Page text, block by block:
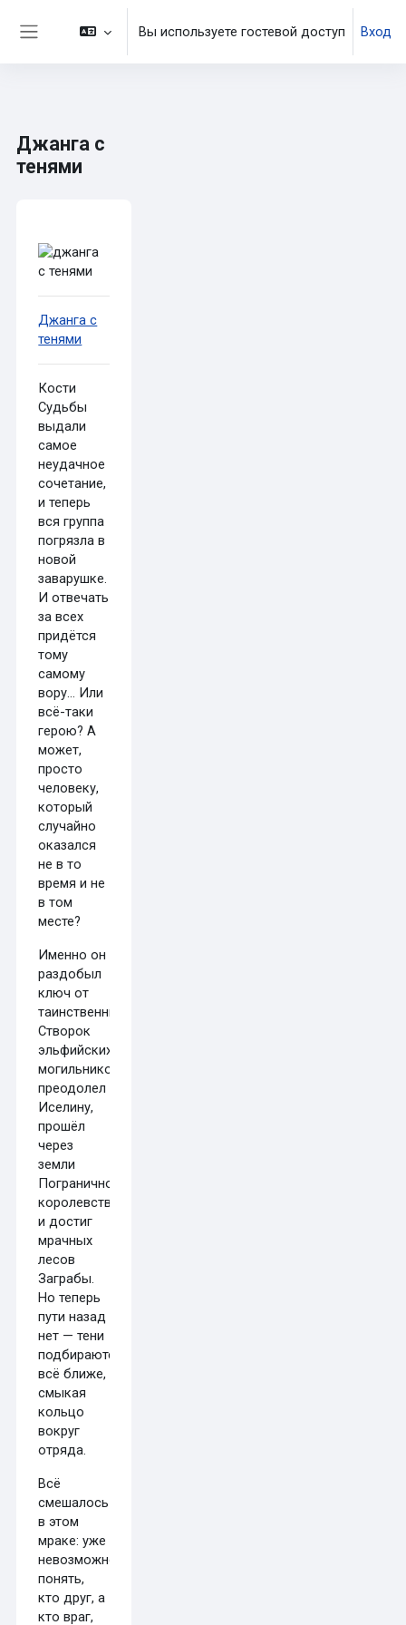
Перейти к основному содержанию
Вы используете гостевой доступ Вход
Джанга с
тенями
Джанга с
тенями
Кости
Судьбы
выдали
самое
неудачное
сочетание,
и теперь
вся группа
погрязла в
новой
заварушке.
И отвечать
за всех
придётся
тому
самому
вору… Или
всё-таки
герою? А
может,
просто
человеку,
который
случайно
оказался
не в то
время и не
в том
месте?
Именно он
раздобыл
ключ от
таинственных
Створок
эльфийских
могильников,
преодолел
Иселину,
прошёл
через
земли
Пограничного
королевства
и достиг
мрачных
лесов
Заграбы.
Но теперь
пути назад
нет — тени
подбираются
всё ближе,
смыкая
кольцо
вокруг
отряда.
Всё
смешалось
в этом
мраке: уже
невозможно
понять,
кто друг, а
кто враг,